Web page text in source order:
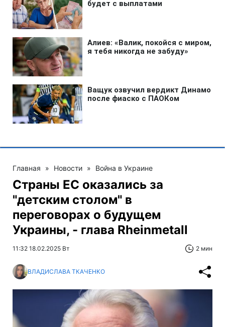
Главная » Новости » Война в Украине
Страны ЕС оказались за
"детским столом" в
переговорах о будущем
Украины, - глава Rheinmetall
11:32 18.02.2025 Вт 2 мин
ВЛАДИСЛАВА ТКАЧЕНКО